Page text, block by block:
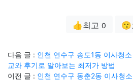
👍최고 0 😗
다음 글 : 인천 연수구 송도1동 이사청
교와 후기로 알아보는 최저가 방법
이전 글 : 인천 연수구 동춘2동 이사청